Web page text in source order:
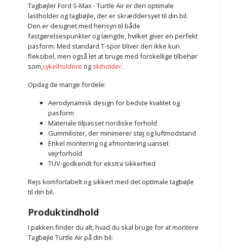
Tagbøjler Ford S-Max - Turtle Air er den optimale
lastholder og tagbøjle, der er skræddersyet til din bil.
Den er designet med hensyn til både
fastgørelsespunkter og længde, hvilket giver en perfekt
pasform. Med standard T-spor bliver den ikke kun
fleksibel, men også let at bruge med forskellige tilbehør
som,cykelholdere og skiholder.
Opdag de mange fordele:
Aerodynamisk design for bedste kvalitet og
pasform
Materiale tilpasset nordiske forhold
Gummilister, der minimerer støj og luftmodstand
Enkel montering og afmontering uanset
vejrforhold
TÜV-godkendt for ekstra sikkerhed
Rejs komfortabelt og sikkert med det optimale tagbøjle
til din bil.
Produktindhold
I pakken finder du alt, hvad du skal bruge for at montere
Tagbøjle Turtle Air på din bil: